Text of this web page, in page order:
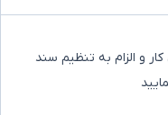
کار و الزام به تنظیم سند